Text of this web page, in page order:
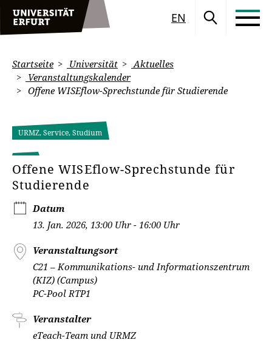
EN
Startseite Universität
Aktuelles
Veranstaltungskalender
Offene WISEflow-Sprechstunde für Studierende
URMZ, Service, Studium
Offene WISEflow-Sprechstunde für
Studierende
Datum
13. Jan. 2026, 13:00 Uhr - 16:00 Uhr
Veranstaltungsort
C21 – Kommunikations- und Informationszentrum
(KIZ) (Campus)
PC-Pool RTP1
Veranstalter
eTeach-Team und URMZ